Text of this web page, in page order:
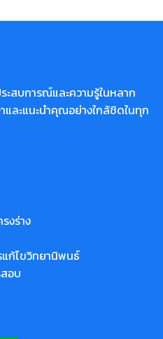
สบการณ์และความรู้ในหลาก
และแนะนำคุณอย่างใกล้ชิดในทุก
งร่าง
ก้ไขวิทยานิพนธ์
อบ